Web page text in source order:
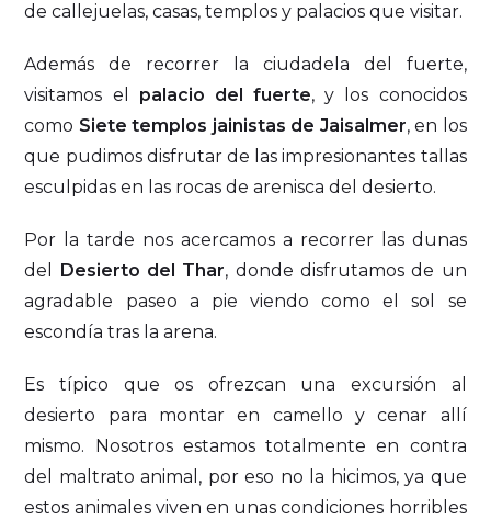
de callejuelas, casas, templos y palacios que visitar.
Además de recorrer la ciudadela del fuerte,
visitamos el palacio del fuerte, y los conocidos
como Siete templos jainistas de Jaisalmer, en los
que pudimos disfrutar de las impresionantes tallas
esculpidas en las rocas de arenisca del desierto.
Por la tarde nos acercamos a recorrer las dunas
del
Desierto del Thar, donde disfrutamos de un
agradable paseo a pie viendo como el sol se
escondía tras la arena.
Es típico que os ofrezcan una excursión al
desierto para montar en camello y cenar allí
mismo. Nosotros estamos totalmente en contra
del maltrato animal, por eso no la hicimos, ya que
estos animales viven en unas condiciones horribles